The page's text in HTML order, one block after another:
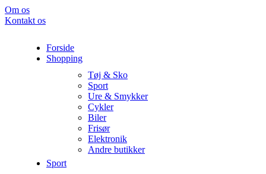
Om os
Kontakt os
Forside
Shopping
Tøj & Sko
Sport
Ure & Smykker
Cykler
Biler
Frisør
Elektronik
Andre butikker
Sport